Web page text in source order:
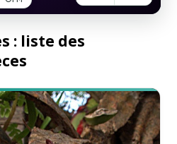
: liste des